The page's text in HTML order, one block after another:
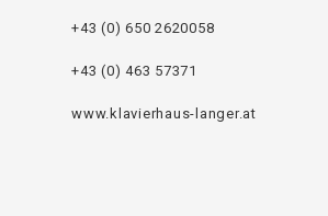
+43 (0) 650 2620058
+43 (0) 463 57371
www.klavierhaus-langer.at